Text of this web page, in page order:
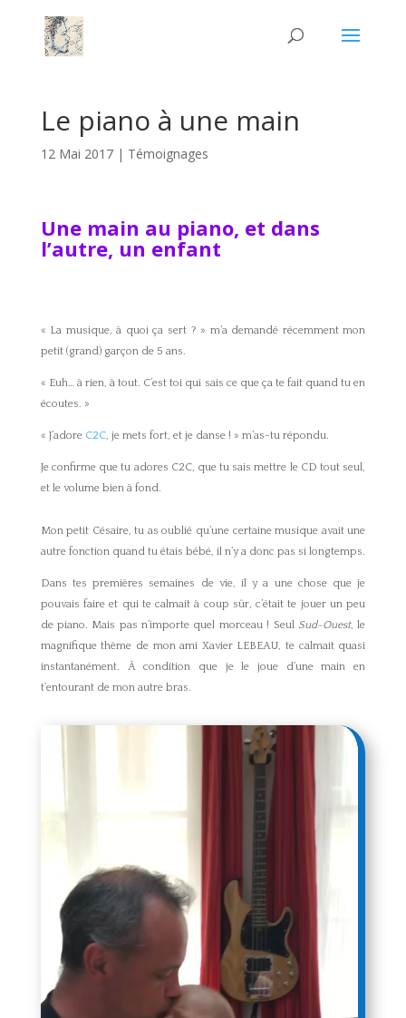
Le piano à une main
12 Mai 2017| Témoignages
Une main au piano, et dans
l’autre, un enfant
« La musique, à quoi ça sert ? » m’a demandé récemment mon
petit (grand) garçon de 5 ans.
« Euh… à rien, à tout. C’est toi qui sais ce que ça te fait quand tu en
écoutes. »
« J’adore C2C, je mets fort, et je danse ! » m’as-tu répondu.
Je confirme que tu adores C2C, que tu sais mettre le CD tout seul,
et le volume bien à fond.
Mon petit Césaire, tu as oublié qu’une certaine musique avait une
autre fonction quand tu étais bébé, il n’y a donc pas si longtemps.
Dans tes premières semaines de vie, il y a une chose que je
pouvais faire et qui te calmait à coup sûr, c’était te jouer un peu
de piano. Mais pas n’importe quel morceau ! Seul Sud-Ouest, le
magnifique thème de mon ami Xavier LEBEAU, te calmait quasi
instantanément. À condition que je le joue d’une main en
t’entourant de mon autre bras.